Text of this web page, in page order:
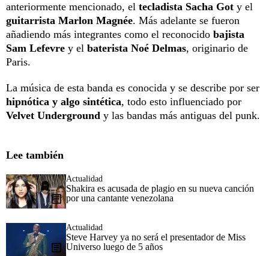
anteriormente mencionado, el tecladista Sacha Got y el
guitarrista Marlon Magnée. Más adelante se fueron
añadiendo más integrantes como el reconocido bajista
Sam Lefevre y el baterista Noé Delmas, originario de
Paris.
La música de esta banda es conocida y se describe por ser
hipnótica y algo sintética, todo esto influenciado por
Velvet Underground y las bandas más antiguas del punk.
Lee también
Actualidad
Shakira es acusada de plagio en su nueva canción
por una cantante venezolana
Actualidad
Steve Harvey ya no será el presentador de Miss
Universo luego de 5 años